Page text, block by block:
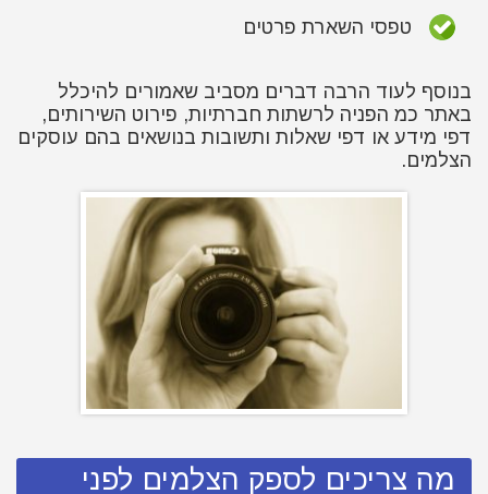
טפסי השארת פרטים
בנוסף לעוד הרבה דברים מסביב שאמורים להיכלל
באתר כמ הפניה לרשתות חברתיות, פירוט השירותים,
דפי מידע או דפי שאלות ותשובות בנושאים בהם עוסקים
הצלמים.
מה צריכים לספק הצלמים לפני